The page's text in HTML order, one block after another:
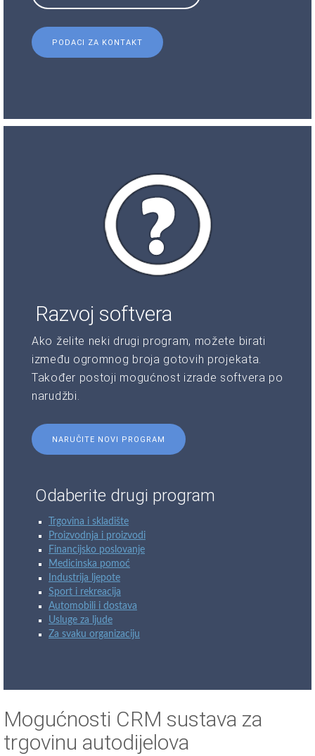
PODACI ZA KONTAKT
Razvoj softvera
Ako želite neki drugi program, možete birati
između ogromnog broja gotovih projekata.
Također postoji mogućnost izrade softvera po
narudžbi.
NARUČITE NOVI PROGRAM
Odaberite drugi program
Trgovina i skladište
Proizvodnja i proizvodi
Financijsko poslovanje
Medicinska pomoć
Industrija ljepote
Sport i rekreacija
Automobili i dostava
Usluge za ljude
Za svaku organizaciju
Mogućnosti CRM sustava za
trgovinu autodijelova